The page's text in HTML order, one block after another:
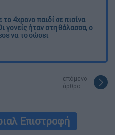
4χρονο παιδί σε πισίνα
γονείς ήταν στη θάλασσα, ο
να το σώσει
επόμενο
άρθρο
Επιστροφή